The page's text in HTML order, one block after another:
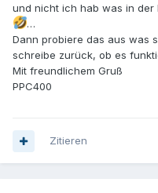
und nicht ich hab was in
…
Dann probiere das aus was
schreibe zurück, ob es
Mit freundlichem Gruß
PPC400
Zitieren